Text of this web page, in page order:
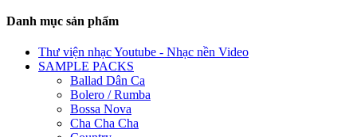
Danh mục sản phẩm
Thư viện nhạc Youtube - Nhạc nền Video
SAMPLE PACKS
Ballad Dân Ca
Bolero / Rumba
Bossa Nova
Cha Cha Cha